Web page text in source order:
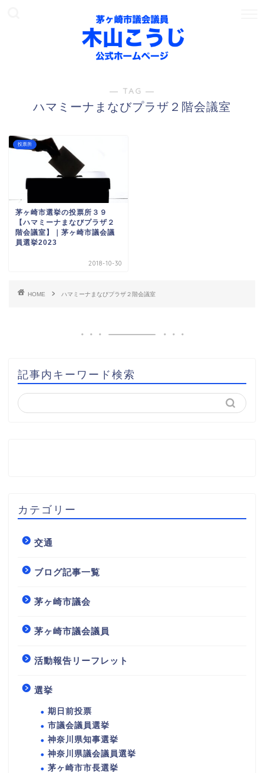
― TAG ―
ハマミーナまなびプラザ２階会議室
投票所
茅ヶ崎市選挙の投票所３９
【ハマミーナまなびプラザ２
階会議室】｜茅ヶ崎市議会議
員選挙2023
2018-10-30
HOME ハマミーナまなびプラザ２階会議室
記事内キーワード検索
カテゴリー
交通
ブログ記事一覧
茅ヶ崎市議会
茅ヶ崎市議会議員
活動報告リーフレット
選挙
期日前投票
市議会議員選挙
神奈川県知事選挙
神奈川県議会議員選挙
茅ヶ崎市市長選挙